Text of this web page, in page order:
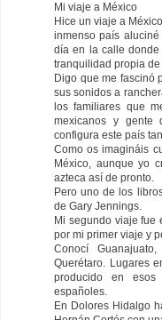
Mi viaje a México
Hice un viaje a
inmenso país
día en la calle
tranquilidad propia
Digo que me fascinó
sus sonidos a
los familiares que
mexicanos y
configura este país
Como os imagináis
México, aunque yo
azteca así de pronto.
Pero uno de los
de Gary Jennings.
Mi segundo viaje fue
por mi primer viaje y
Conocí
Querétaro. Lugares
producido en
españoles.
En Dolores Hidalgo